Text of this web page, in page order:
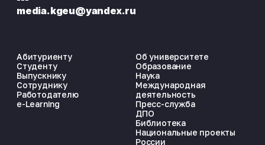
Абитуриенту
Студенту
Выпускнику
Сотруднику
Работодателю
e-Learning
Об университете
Образование
Наука
Международная
деятельность
Пресс-служба
ДПО
Библиотека
Национальные проекты
России
media.kgeu@yandex.ru